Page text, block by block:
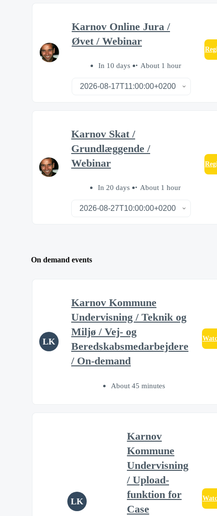
Karnov Online Jura /
Øvet / Webinar
In 10 days About 1 hour
Karnov Skat /
Grundlæggende /
Webinar
In 20 days About 1 hour
On demand events
LK
Karnov Kommune
Undervisning / Teknik og
Miljø / Vej- og
Beredskabsmedarbejdere
/ On-demand
About 45 minutes
LK
Karnov
Kommune
Undervisning
/ Upload-
funktion for
Case